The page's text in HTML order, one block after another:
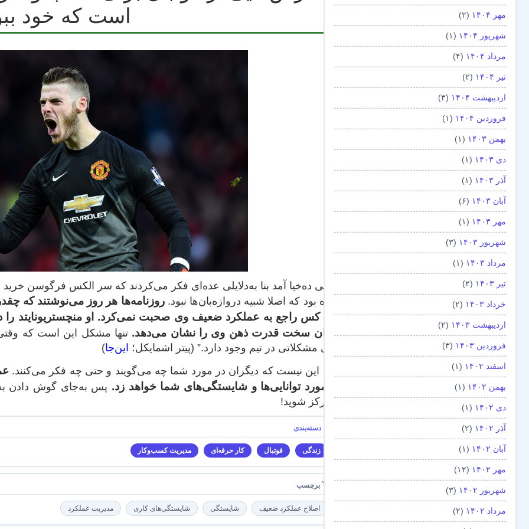
است که خود
کرده بود که اصلا شبیه دروازه‌بان‌ها نبود.روزنامه‌ها هر روز می‌نوشتند که
هیچ کس راجع به عملکرد ضعیف وی صحبت نمی‌کرد. او منچستریونایتد
دوران سخت قدرت ذهن وی را نشان می‌دهد. تنها مشکل این است که
یعنی مشکلاتی در تیم وجود دارد.” (پیتر اشمایکل؛
این‌جا)
مهم این نیست که دیگران در مورد شما چه می‌گویند و حتی چه فکر می‌کنند.
در مورد توانایی‌ها و شایستگی‌های شما خواهد زد. پس به‌جای گوش دادن
متمرکز شوید!
زندگی فوتبال کار حرفه‌ای مدیریت کسب‌و‌کار
اصلاح عملکرد ضعیف شایستگی شایستگی‌های کاری مدیریت عملکرد
مهر ۱۴۰۴ (۲)
شهریور ۱۴۰۴ (۱)
مرداد ۱۴۰۴ (۴)
تیر ۱۴۰۴ (۲)
اردیبهشت ۱۴۰۴ (۳)
فروردین ۱۴۰۴ (۱)
بهمن ۱۴۰۳ (۱)
دی ۱۴۰۳ (۱)
آذر ۱۴۰۳ (۱)
آبان ۱۴۰۳ (۶)
مهر ۱۴۰۳ (۱)
شهریور ۱۴۰۳ (۳)
مرداد ۱۴۰۳ (۱)
تیر ۱۴۰۳ (۲)
خرداد ۱۴۰۳ (۲)
اردیبهشت ۱۴۰۳ (۲)
فروردین ۱۴۰۳ (۳)
اسفند ۱۴۰۲ (۱)
بهمن ۱۴۰۲ (۱)
دی ۱۴۰۲ (۱)
آذر ۱۴۰۲ (۲)
آبان ۱۴۰۲ (۱)
مهر ۱۴۰۲ (۱۲)
شهریور ۱۴۰۲ (۳)
مرداد ۱۴۰۲ (۲)